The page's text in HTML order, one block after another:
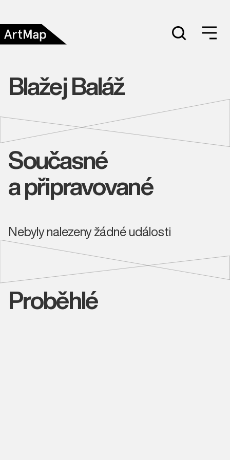
Blažej Baláž
Současné
a připravované
Nebyly nalezeny žádné události
Proběhlé